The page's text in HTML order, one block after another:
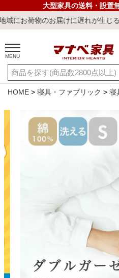
大型家具の送料・設置
届けに遅れが生じる可能性がご
MENU
ご利用ガイド
店舗一覧
キーワード・商品番号で探す
冷感ラグ
カテゴリから探す
HOME 寝具・ファブリック 寝